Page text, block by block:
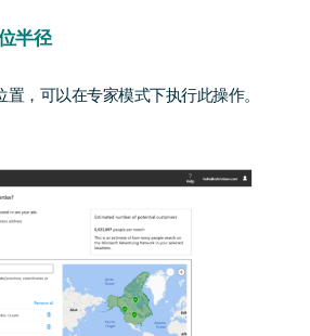
半径
，可以在专家模式下执行此操作。